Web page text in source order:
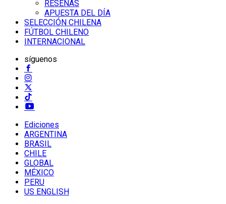
RESEÑAS
APUESTA DEL DÍA
SELECCIÓN CHILENA
FÚTBOL CHILENO
INTERNACIONAL
síguenos
Ediciones
ARGENTINA
BRASIL
CHILE
GLOBAL
MÉXICO
PERU
US ENGLISH